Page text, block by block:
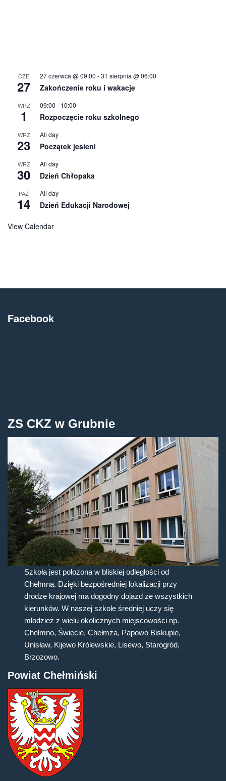
CZE
27
27 czerwca @ 09:00 -31 sierpnia @ 06:00
Zakończenie roku i wakacje
WRZ
1
09:00 - 10:00
Rozpoczęcie roku szkolnego
WRZ
23
All day
Początek jesieni
WRZ
30
All day
Dzień Chłopaka
PAŹ
14
All day
Dzień Edukacji Narodowej
View Calendar
Facebook
ZS CKZ w Grubnie
Szkoła jest położona w bliskiej odległości od
Chełmna. Dzięki bezpośredniej lokalizacji przy
drodze krajowej ma dogodny dojazd ze wszystkich
kierunków. W naszej szkole średniej uczy się
młodzież z wielu okolicznych miejscowości np.
Chełmno, Świecie, Chełmża, Papowo Biskupie,
Unisław, Kijewo Królewskie, Lisewo, Starogród,
Brzozowo.
Powiat Chełmiński